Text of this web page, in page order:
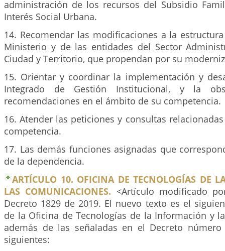
administración de los recursos del Subsidio
Interés Social Urbana.
14. Recomendar las modificaciones a la
Ministerio y de las entidades del Sector
Ciudad y Territorio, que propendan por su
15. Orientar y coordinar la implementación y
Integrado de Gestión Institucional, y la
recomendaciones en el ámbito de su competencia.
16. Atender las peticiones y consultas
competencia.
17. Las demás funciones asignadas que
de la dependencia.
ARTÍCULO 10. OFICINA DE TECNOLOGÍAS DE
LAS COMUNICACIONES. <Artículo modificado
Decreto 1829 de 2019. El nuevo texto es el
de la Oficina de Tecnologías de la Información y
además de las señaladas en el Decreto
siguientes: